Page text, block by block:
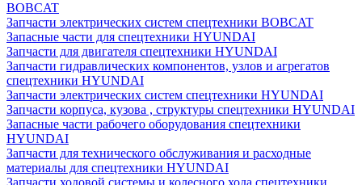
BOBCAT
Запчасти электрических систем спецтехники BOBCAT
Запасные части для спецтехники HYUNDAI
Запчасти для двигателя спецтехники HYUNDAI
Запчасти гидравлических компонентов, узлов и агрегатов
спецтехники HYUNDAI
Запчасти электрических систем спецтехники HYUNDAI
Запчасти корпуса, кузова , структуры спецтехники HYUNDAI
Запасные части рабочего оборудования спецтехники
HYUNDAI
Запчасти для технического обслуживания и расходные
материалы для спецтехники HYUNDAI
Запчасти ходовой системы и колесного хода спецтехники